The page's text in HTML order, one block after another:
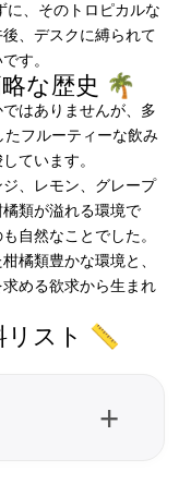
、そのトロピカルな
、デスクに縛られて
す。
な歴史 🌴
はありませんが、多
フルーティーな飲み
ています。
、レモン、グレープ
類が溢れる環境で
自然なことでした。
橘類豊かな環境と、
める欲求から生まれ
リスト 📏
+